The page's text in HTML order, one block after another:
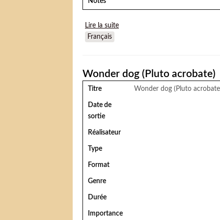
Lire la suite
Français
Wonder dog (Pluto acrobate)
Titre Wonder dog (Pluto
Date de
sortie
Réalisateur
Type
Format
Genre
Durée
Importance